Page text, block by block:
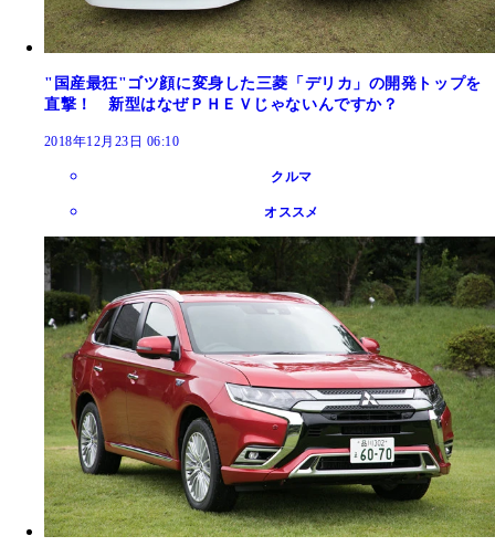
"国産最狂"ゴツ顔に変身した三菱「デリカ」の開発トップを
直撃！ 新型はなぜＰＨＥＶじゃないんですか？
2018年12月23日 06:10
クルマ
オススメ